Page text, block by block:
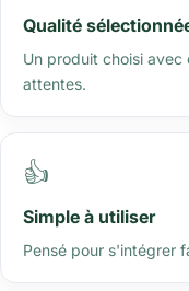
Qualité
Un produit choisi
attentes.
👍
Simple à utiliser
Pensé pour s'intégrer